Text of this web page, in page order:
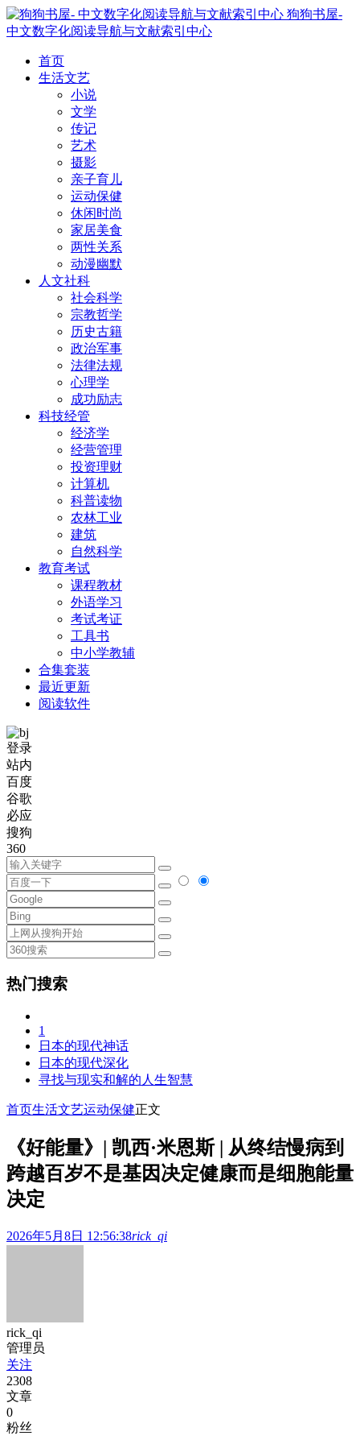
狗狗书屋-
中文数字化阅读导航与文献索引中心
首页
生活文艺
小说
文学
传记
艺术
摄影
亲子育儿
运动保健
休闲时尚
家居美食
两性关系
动漫幽默
人文社科
社会科学
宗教哲学
历史古籍
政治军事
法律法规
心理学
成功励志
科技经管
经济学
经营管理
投资理财
计算机
科普读物
农林工业
建筑
自然科学
教育考试
课程教材
外语学习
考试考证
工具书
中小学教辅
合集套装
最近更新
阅读软件
登录
站内
百度
谷歌
必应
搜狗
360
热门搜索
1
日本的现代神话
日本的现代深化
寻找与现实和解的人生智慧
首页生活文艺运动保健正文
《好能量》| 凯西·米恩斯 | 从终结慢病到
跨越百岁不是基因决定健康而是细胞能量
决定
2026年5月8日 12:56:38rick_qi
rick_qi
管理员
关注
2308
文章
0
粉丝